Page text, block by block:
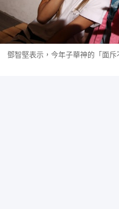
鄧智堅表示，今年子華神的「面